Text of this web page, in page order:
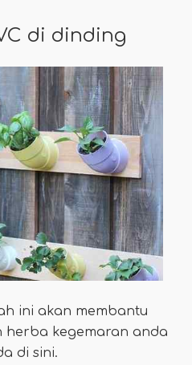
di dinding
ini akan membantu
herba kegemaran anda
di sini.